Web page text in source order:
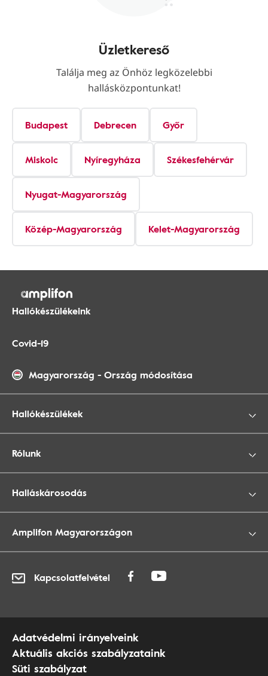
Üzletkereső
Találja meg az Önhöz legközelebbi
hallásközpontunkat!
Budapest Debrecen Győr
Miskolc Nyíregyháza Székesfehérvár
Nyugat-Magyarország
Közép-Magyarország Kelet-Magyarország
Hallókészülékeink
Covid-19
Magyarország - Ország módosítása
Hallókészülékek
Rólunk
Halláskárosodás
Amplifon Magyarországon
Kapcsolatfelvétel
Adatvédelmi irányelveink
Aktuális akciós szabályzataink
Süti szabályzat